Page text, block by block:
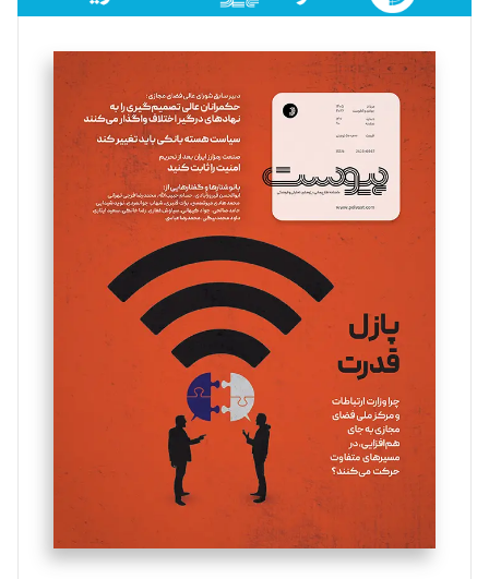
فائزه فتحی رستمی
تحریریه
سروش کرمیان
تحریریه
مینا پاکدل
یسنا امان‌پور
تحریریه
ملینا جعفری
تحریریه
مصطفی مسجدی آرانی
تحریریه